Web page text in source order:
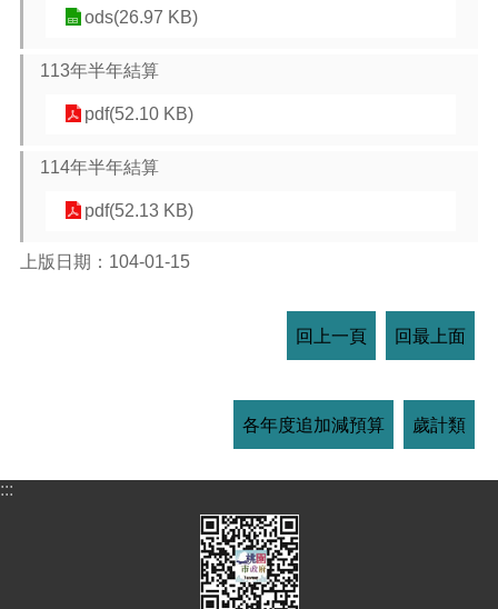
ods(26.97 KB)
113年半年結算
pdf(52.10 KB)
114年半年結算
pdf(52.13 KB)
上版日期：104-01-15
回上一頁 回最上面
各年度追加減預算 歲計類
:::